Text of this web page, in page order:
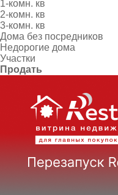
1-комн. кв
2-комн. кв
3-комн. кв
Дома без посредников
Недорогие дома
Участки
Продать